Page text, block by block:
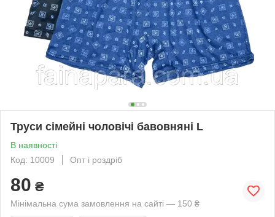
Труси сімейні чоловічі бавовняні L
В наявності
Код: 10009
Опт і роздріб
80 ₴
Мінімальна сума замовлення на сайті — 150 ₴